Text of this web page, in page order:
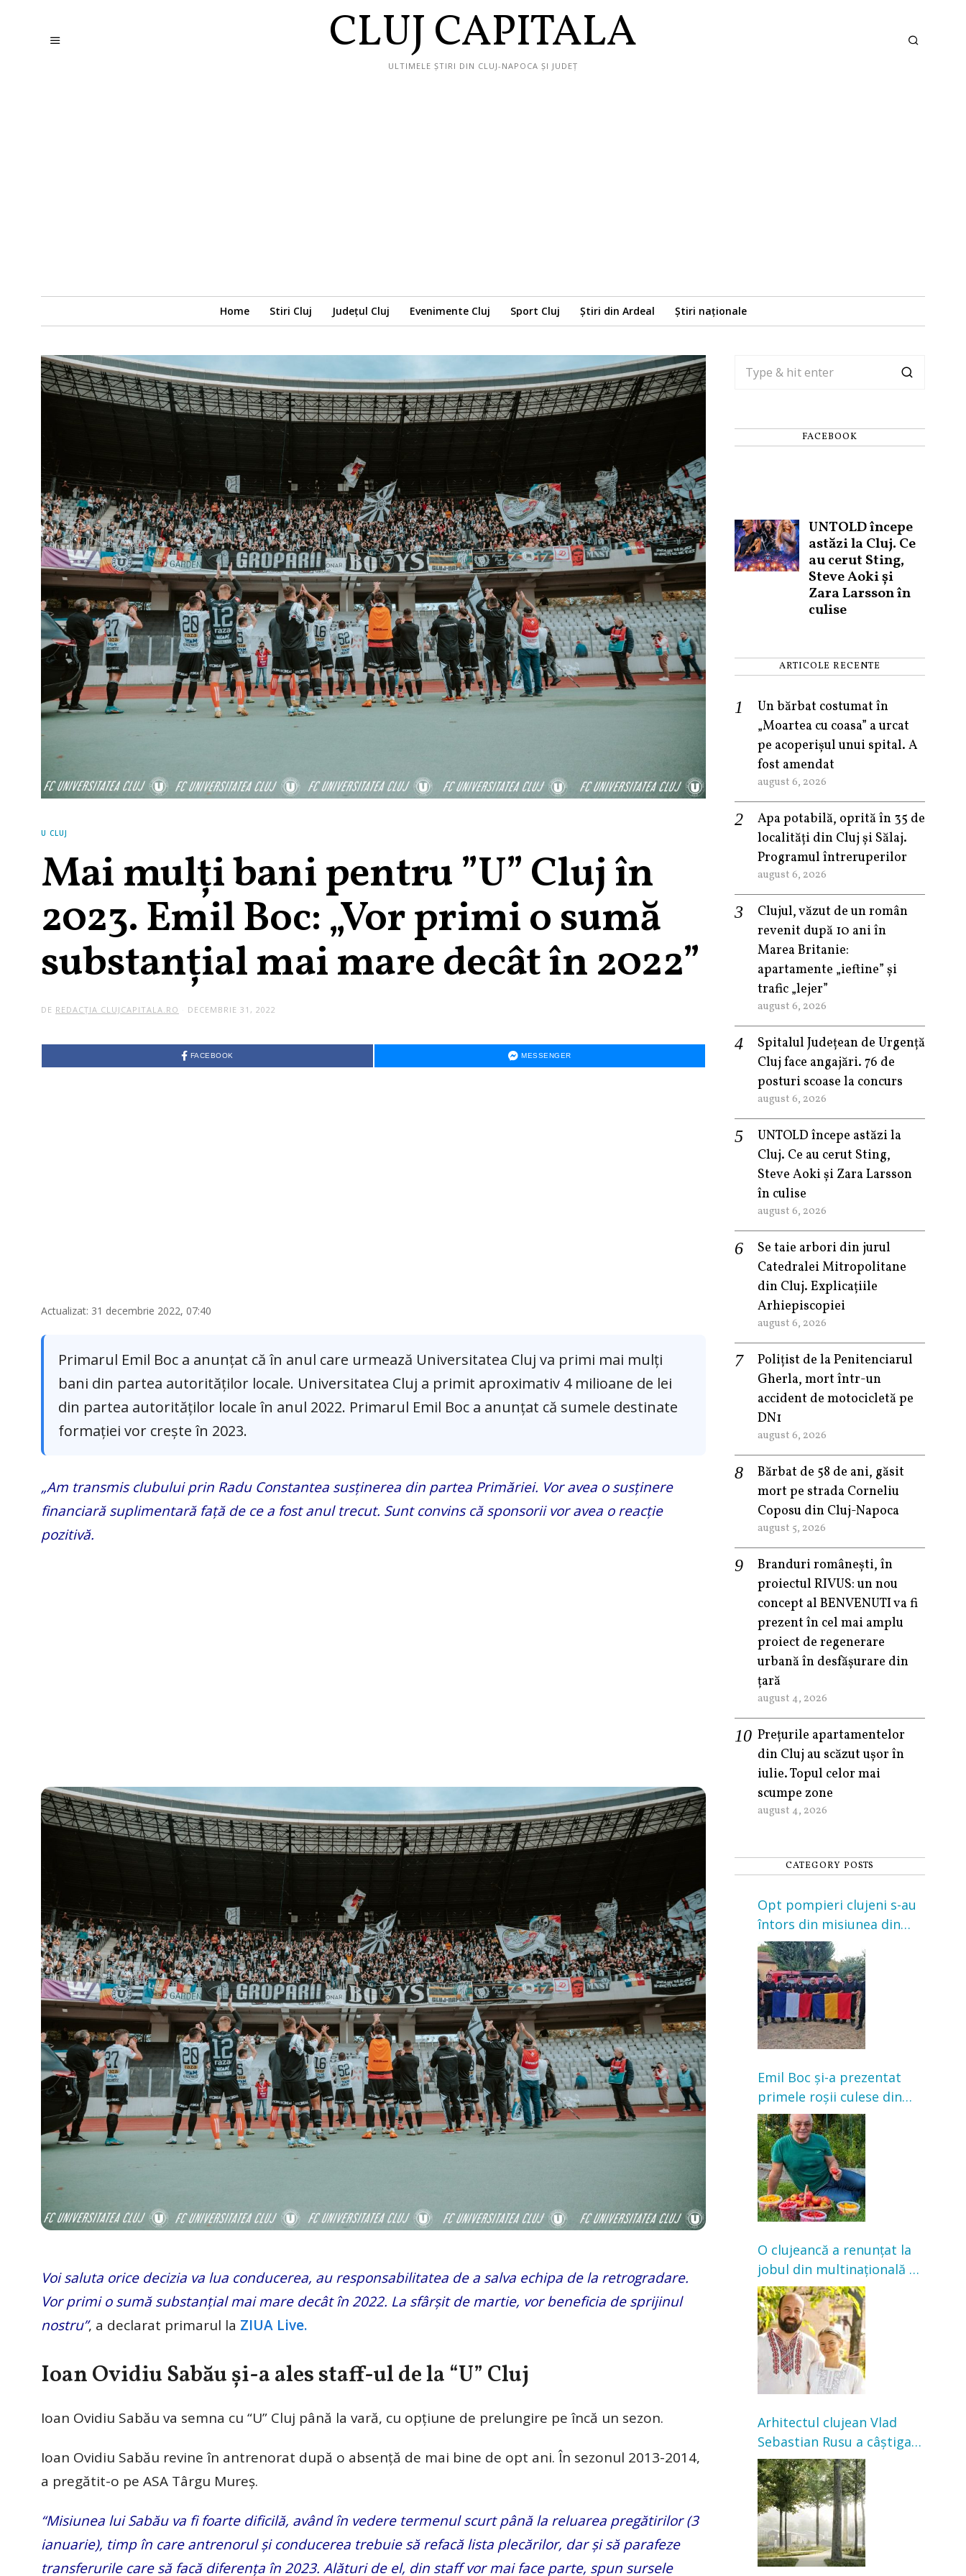
CLUJ CAPITALA
ULTIMELE ȘTIRI DIN CLUJ-NAPOCA ȘI JUDEȚ
Home Stiri Cluj Județul Cluj Evenimente Cluj Sport Cluj Știri din Ardeal Știri naționale
U CLUJ
Mai mulți bani pentru ”U” Cluj în
2023. Emil Boc: „Vor primi o sumă
substanțial mai mare decât în 2022”
DE REDACȚIA CLUJCAPITALA.RO DECEMBRIE 31, 2022
FACEBOOK MESSENGER
Actualizat: 31 decembrie 2022, 07:40
Primarul Emil Boc a anunțat că în anul care urmează Universitatea Cluj va primi mai mulți
bani din partea autorităților locale. Universitatea Cluj a primit aproximativ 4 milioane de lei
din partea autorităților locale în anul 2022. Primarul Emil Boc a anunțat că sumele destinate
formației vor crește în 2023.
„Am transmis clubului prin Radu Constantea susținerea din partea Primăriei. Vor avea o susținere
financiară suplimentară față de ce a fost anul trecut. Sunt convins că sponsorii vor avea o reacție
pozitivă.
Voi saluta orice decizia va lua conducerea, au responsabilitatea de a salva echipa de la retrogradare.
Vor primi o sumă substanțial mai mare decât în 2022. La sfârșit de martie, vor beneficia de sprijinul
nostru”, a declarat primarul la ZIUA Live.
Ioan Ovidiu Sabău și-a ales staff-ul de la “U” Cluj
Ioan Ovidiu Sabău va semna cu “U” Cluj până la vară, cu opțiune de prelungire pe încă un sezon.
Ioan Ovidiu Sabău revine în antrenorat după o absență de mai bine de opt ani. În sezonul 2013-2014,
a pregătit-o pe ASA Târgu Mureș.
“Misiunea lui Sabău va fi foarte dificilă, având în vedere termenul scurt până la reluarea pregătirilor (3
ianuarie), timp în care antrenorul și conducerea trebuie să refacă lista plecărilor, dar și să parafeze
transferurile care să facă diferența în 2023. Alături de el, din staff vor mai face parte, spun sursele
FACEBOOK
UNTOLD începe
astăzi la Cluj. Ce
au cerut Sting,
Steve Aoki și
Zara Larsson în
culise
ARTICOLE RECENTE
Un bărbat costumat în
„Moartea cu coasa” a urcat
pe acoperișul unui spital. A
fost amendat
august 6, 2026
Apa potabilă, oprită în 35 de
localități din Cluj și Sălaj.
Programul întreruperilor
august 6, 2026
Clujul, văzut de un român
revenit după 10 ani în
Marea Britanie:
apartamente „ieftine” și
trafic „lejer”
august 6, 2026
Spitalul Județean de Urgență
Cluj face angajări. 76 de
posturi scoase la concurs
august 6, 2026
UNTOLD începe astăzi la
Cluj. Ce au cerut Sting,
Steve Aoki și Zara Larsson
în culise
august 6, 2026
Se taie arbori din jurul
Catedralei Mitropolitane
din Cluj. Explicațiile
Arhiepiscopiei
august 6, 2026
Polițist de la Penitenciarul
Gherla, mort într-un
accident de motocicletă pe
DN1
august 6, 2026
Bărbat de 58 de ani, găsit
mort pe strada Corneliu
Coposu din Cluj-Napoca
august 5, 2026
Branduri românești, în
proiectul RIVUS: un nou
concept al BENVENUTI va fi
prezent în cel mai amplu
proiect de regenerare
urbană în desfășurare din
țară
august 4, 2026
Prețurile apartamentelor
din Cluj au scăzut ușor în
iulie. Topul celor mai
scumpe zone
august 4, 2026
CATEGORY POSTS
Opt pompieri clujeni s-au
întors din misiunea din
Franța. Au intervenit la
incendii de vegetație și
pădure
Emil Boc și-a prezentat
primele roșii culese din
grădină: „Niciun magazin
nu poate oferi această
satisfacție”
O clujeancă a renunțat la
jobul din multinațională și
s-a mutat la țară. Acum
cultivă legume în grădina
bunicilor
Arhitectul clujean Vlad
Sebastian Rusu a câștigat
concursul pentru
transformarea Grădinii
Casei Universitarilor